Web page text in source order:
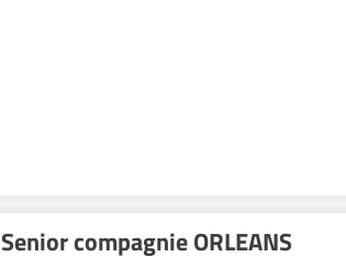
Senior compagnie ORLEANS